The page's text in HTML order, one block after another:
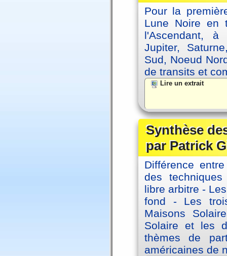
Pour la
Lune Noire en
l'Ascendant,
Jupiter,
Sud, Noeud
de transits et
Lire un extrait
Synthèse
par Patrick
Différence
des
libre arbitre -
fond - Les
Maisons
Solaire et les
thèmes de
américaines de